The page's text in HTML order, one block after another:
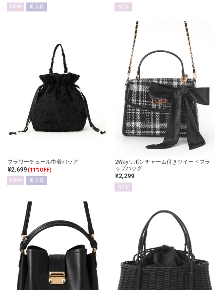
NEW
再入荷 NEW
フラワーチュール巾着バッグ
¥2,699(11%OFF)
NEW
再入荷
2Wayリボンチャーム付きツイードフラ
ップバッグ
¥2,299
NEW